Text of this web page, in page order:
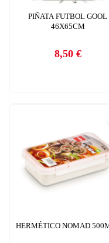
PIÑATA FUTBOL GOOL
46X65CM
Precio
8,50 €
HERMÉTICO NOMAD
AÑADIR A LA
CREAR
INICIAR
Debe iniciar sesión para